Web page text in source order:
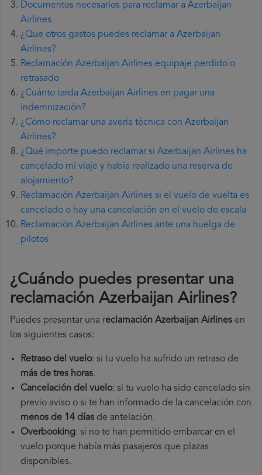
Documentos necesarios para reclamar a Azerbaijan
Airlines
¿Que otros gastos puedes reclamar a Azerbaijan
Airlines?
Reclamación Azerbaijan Airlines equipaje perdido o
retrasado
¿Cuánto tarda Azerbaijan Airlines en pagar una
indemnización?
¿Cómo reclamar una avería técnica con Azerbaijan
Airlines?
¿Qué importe puedo reclamar si Azerbaijan Airlines ha
cancelado mi viaje y había realizado una reserva de
alojamiento?
Reclamación Azerbaijan Airlines si el vuelo de vuelta es
cancelado o hay una cancelación en el vuelo de escala
Reclamación Azerbaijan Airlines ante una huelga de
pilotos
¿Cuándo puedes presentar una
reclamación Azerbaijan Airlines?
Puedes presentar una reclamación Azerbaijan Airlines en
los siguientes casos:
Retraso del vuelo: si tu vuelo ha sufrido un retraso de
más de tres horas.
Cancelación del vuelo: si tu vuelo ha sido cancelado sin
previo aviso o si te han informado de la cancelación con
menos de 14 días de antelación.
Overbooking: si no te han permitido embarcar en el
vuelo porque había más pasajeros que plazas
disponibles.